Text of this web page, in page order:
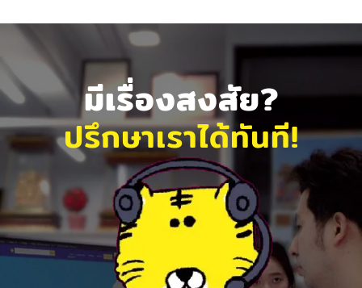
มีเรื่องสงสัย?
ปรึกษาเราได้ทันที!